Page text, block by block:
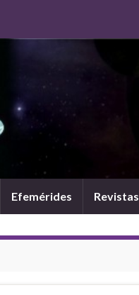
Efemérides Revistas